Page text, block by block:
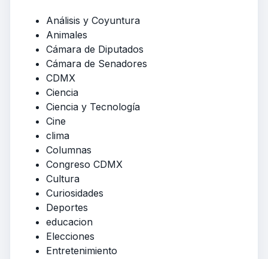
Análisis y Coyuntura
Animales
Cámara de Diputados
Cámara de Senadores
CDMX
Ciencia
Ciencia y Tecnología
Cine
clima
Columnas
Congreso CDMX
Cultura
Curiosidades
Deportes
educacion
Elecciones
Entretenimiento